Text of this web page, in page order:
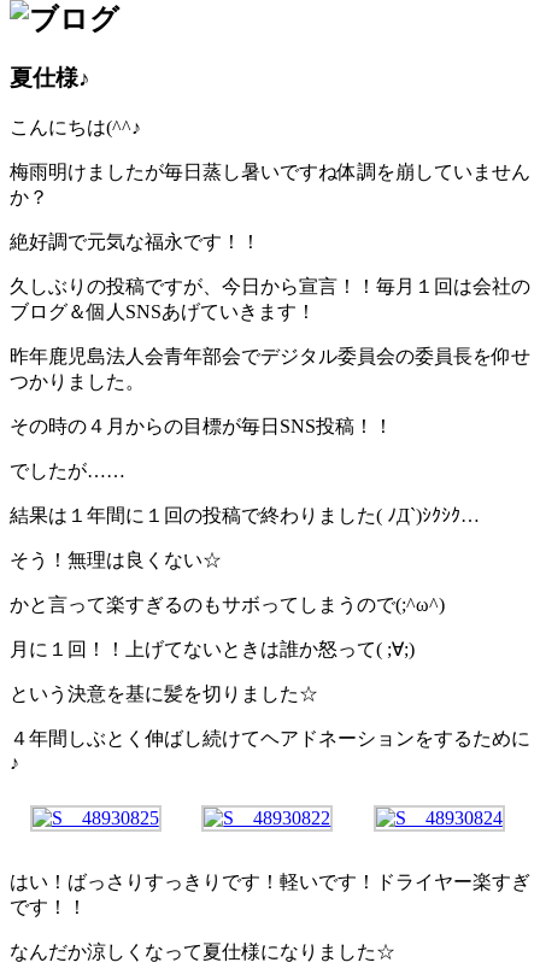
夏仕様♪
こんにちは(^^♪
梅雨明けましたが毎日蒸し暑いですね体調を崩していません
か？
絶好調で元気な福永です！！
久しぶりの投稿ですが、今日から宣言！！毎月１回は会社の
ブログ＆個人SNSあげていきます！
昨年鹿児島法人会青年部会でデジタル委員会の委員長を仰せ
つかりました。
その時の４月からの目標が毎日SNS投稿！！
でしたが……
結果は１年間に１回の投稿で終わりました( ﾉД`)ｼｸｼｸ…
そう！無理は良くない☆
かと言って楽すぎるのもサボってしまうので(;^ω^)
月に１回！！上げてないときは誰か怒って( ;∀;)
という決意を基に髪を切りました☆
４年間しぶとく伸ばし続けてヘアドネーションをするために
♪
はい！ばっさりすっきりです！軽いです！ドライヤー楽すぎ
です！！
なんだか涼しくなって夏仕様になりました☆